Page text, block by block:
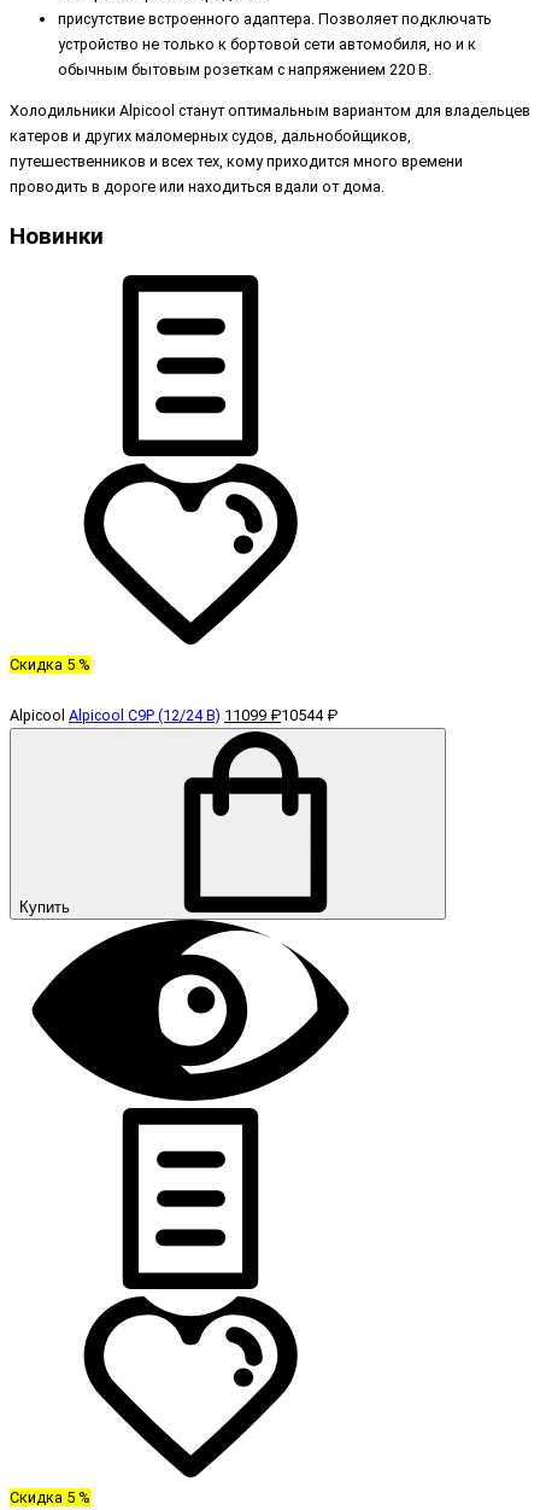
присутствие встроенного адаптера. Позволяет подключать
устройство не только к бортовой сети автомобиля, но и к
обычным бытовым розеткам с напряжением 220 В.
Холодильники Alpicool станут оптимальным вариантом для владельцев
катеров и других маломерных судов, дальнобойщиков,
путешественников и всех тех, кому приходится много времени
проводить в дороге или находиться вдали от дома.
Новинки
Скидка 5 %
Alpicool Alpicool C9P (12/24 В) 11099 ₽10544 ₽
Купить
Скидка 5 %